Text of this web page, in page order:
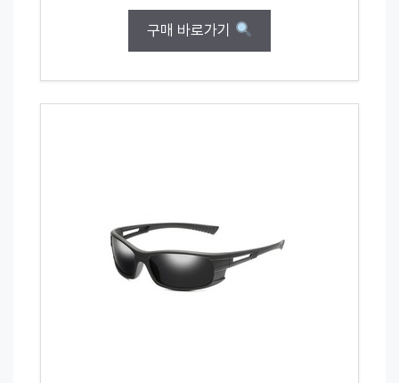
구매 바로가기